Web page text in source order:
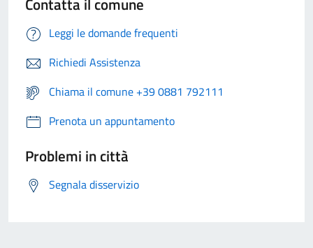
Leggi le domande frequenti
Richiedi Assistenza
Chiama il comune +39 0881 792111
Prenota un appuntamento
Problemi in città
Segnala disservizio